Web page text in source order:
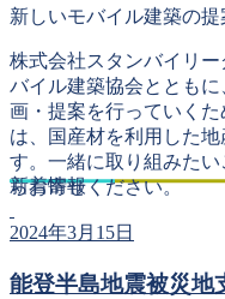
新しいモバイル建築の提
株式会社スタンバイリ
バイル建築協会ととも
画・提案を行っていく
は、国産材を利用した
す。一緒に取り組みたい
らお寄せください。
新着情報
2024年3月15日
能登半島地震被災